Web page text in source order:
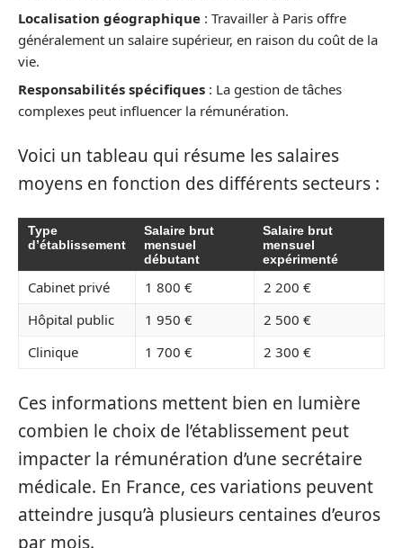
Localisation géographique : Travailler à Paris offre
généralement un salaire supérieur, en raison du coût de la
vie.
Responsabilités spécifiques : La gestion de tâches
complexes peut influencer la rémunération.
Voici un tableau qui résume les salaires
moyens en fonction des différents secteurs :
Type
d’établissement
Salaire brut
mensuel
débutant
Salaire brut
mensuel
expérimenté
Cabinet privé 1 800 €
2 200 €
Hôpital public
1 950 €
2 500 €
Clinique
1 700 € 2 300 €
Ces informations mettent bien en lumière
combien le choix de l’établissement peut
impacter la rémunération d’une secrétaire
médicale. En France, ces variations peuvent
atteindre jusqu’à plusieurs centaines d’euros
par mois.